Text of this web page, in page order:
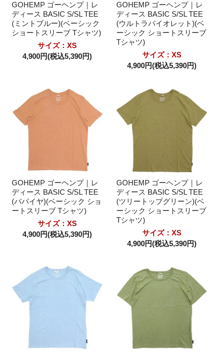
GOHEMP ゴーヘンプ｜レ
ディース BASIC S/SL TEE
(ミントブルー)(ベーシック
ショートスリーブ Tシャツ)
サイズ：XS
4,900円(税込5,390円)
GOHEMP ゴーヘンプ｜レ
ディース BASIC S/SL TEE
(ウルトラバイオレット)(ベ
ーシック ショートスリーブ
Tシャツ)
サイズ：XS
4,900円(税込5,390円)
GOHEMP ゴーヘンプ｜レ
ディース BASIC S/SL TEE
(パパイヤ)(ベーシック ショ
ートスリーブ Tシャツ)
サイズ：XS
4,900円(税込5,390円)
GOHEMP ゴーヘンプ｜レ
ディース BASIC S/SL TEE
(ツリートップグリーン)(ベ
ーシック ショートスリーブ
Tシャツ)
サイズ：XS
4,900円(税込5,390円)